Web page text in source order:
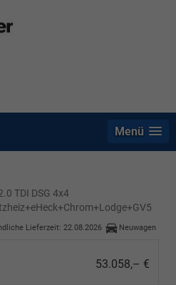
Menü
TDI DSG 4x4
Lieferzeit: 22.08.2026 Neuwagen
53.058,– €